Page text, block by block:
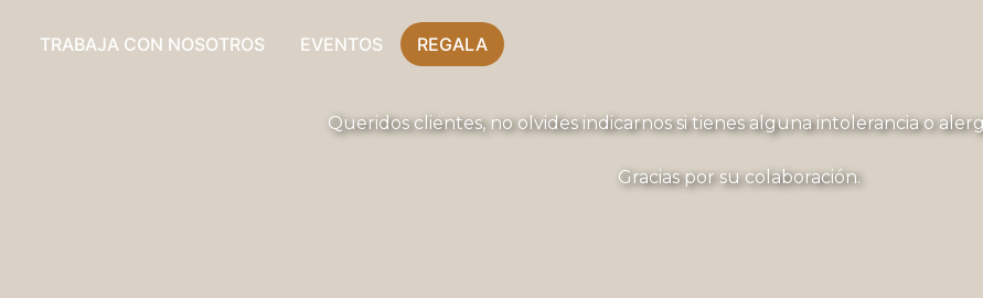
TRABAJA CON NOSOTROS EVENTOS REGALA
Queridos clientes, no olvides indicarnos si tienes alguna intolerancia o
Gracias por su colaboración.